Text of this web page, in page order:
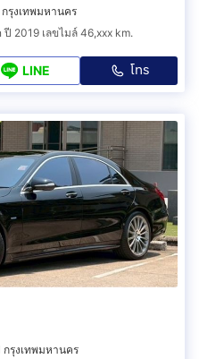
รุงเทพมหานคร
2019 เลขไมล์ 46,xxx km.
LINE โทร
กรุงเทพมหานคร